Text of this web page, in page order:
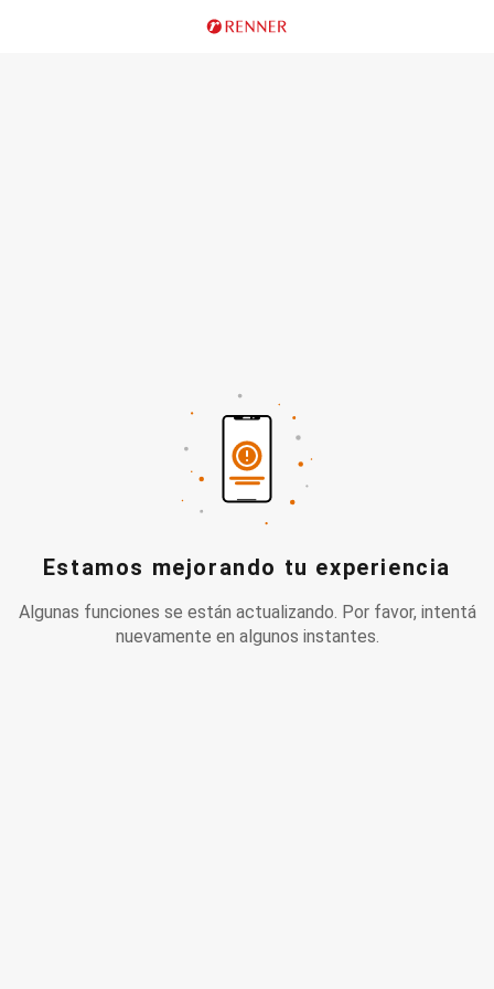
Estamos mejorando tu experiencia
Algunas funciones se están actualizando. Por favor, intentá
nuevamente en algunos instantes.